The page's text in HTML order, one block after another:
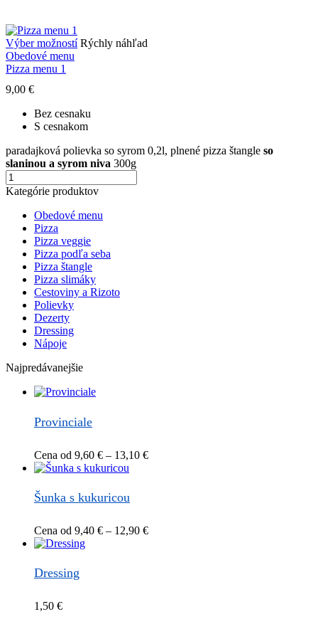
Výber možností Tento
si
môžete
vybrať
na
stránke
produktu.
Rýchly náhľad
Obedové menu
Pizza menu 1
9,00 €
Bez cesnaku
S cesnakom
paradajková polievka so syrom 0,2l, plnené pizza štangle so
slaninou a syrom niva 300g
množstvo
Pizza
menu
produkt
Kategórie produktov
Obedové menu
Pizza
Pizza veggie
Pizza podľa seba
Pizza štangle
Pizza slimáky
Cestoviny a Rizoto
Polievky
Dezerty
Dressing
Nápoje
Najpredávanejšie
Provinciale
Cena od 9,60 € – 13,10 €Price
Šunka s kukuricou
Cena od 9,40 € – 12,90 €Price
Dressing
1,50 €